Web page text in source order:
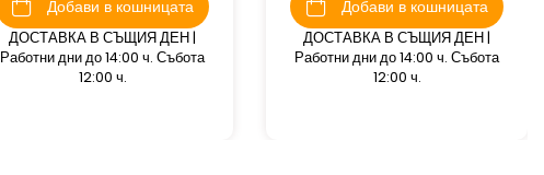
Добави в кошницата
ДОСТАВКА В СЪЩИЯ ДЕН |
Работни дни до 14:00 ч. Събота
12:00 ч.
Добави в кошницата
ДОСТАВКА В СЪЩИЯ ДЕН |
Работни дни до 14:00 ч. Събота
12:00 ч.